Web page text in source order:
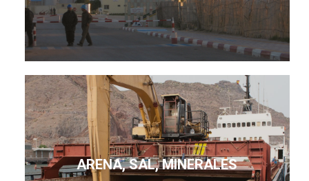
ARENA, SAL, MINERALES